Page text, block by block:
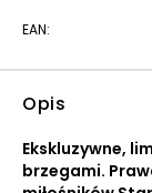
EAN:
Opis
Ekskluzywne,
brzegami.